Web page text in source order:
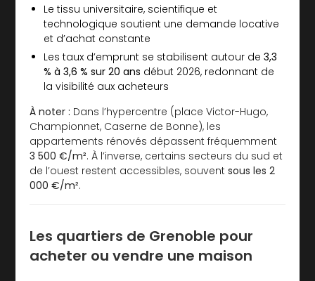
Le tissu universitaire, scientifique et
technologique soutient une demande locative
et d’achat constante
Les taux d’emprunt se stabilisent autour de3,3
% à 3,6 % sur 20 ans début 2026, redonnant de
la visibilité aux acheteurs
À noter : Dans l’hypercentre (place Victor-Hugo,
Championnet, Caserne de Bonne), les
appartements rénovés dépassent fréquemment
3 500 €/m². À l’inverse, certains secteurs du sud et
de l’ouest restent accessibles, souventsous les 2
000 €/m².
Les quartiers de Grenoble pour
acheter ou vendre une maison